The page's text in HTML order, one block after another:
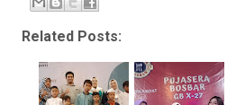
Related Posts: